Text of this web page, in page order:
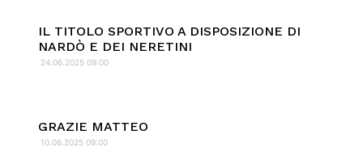
IL TITOLO SPORTIVO A DISPOSIZIONE DI
NARDÒ E DEI NERETINI
24.06.2025 09:00
GRAZIE MATTEO
10.06.2025 09:00